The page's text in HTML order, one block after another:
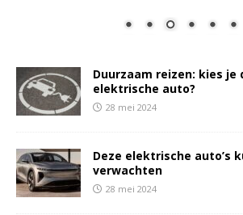
Duurzaam reizen: kies
elektrische auto?
28 mei 2024
Deze elektrische auto’s
verwachten
28 mei 2024